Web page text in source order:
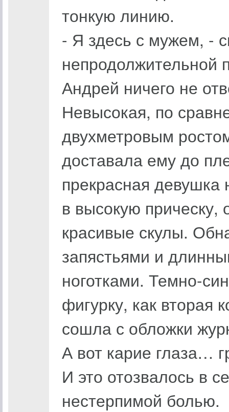
тонкую линию.
- Я здесь с мужем, -
непродолжительной
Андрей ничего не
Невысокая, по
двухметровым
доставала ему до
прекрасная
в высокую
красивые скулы.
запястьями и
ноготками. Темно-
фигурку, как вторая
сошла с обложки
А вот карие глаза…
И это отозвалось в
нестерпимой болью.